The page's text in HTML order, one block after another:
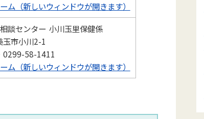
ム（新しいウィンドウが開きます）
談センター 小川玉里保健係
玉市小川2-1
0299-58-1411
ム（新しいウィンドウが開きます）